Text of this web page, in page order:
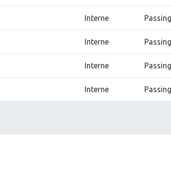
Interne
Interne
Interne
Interne